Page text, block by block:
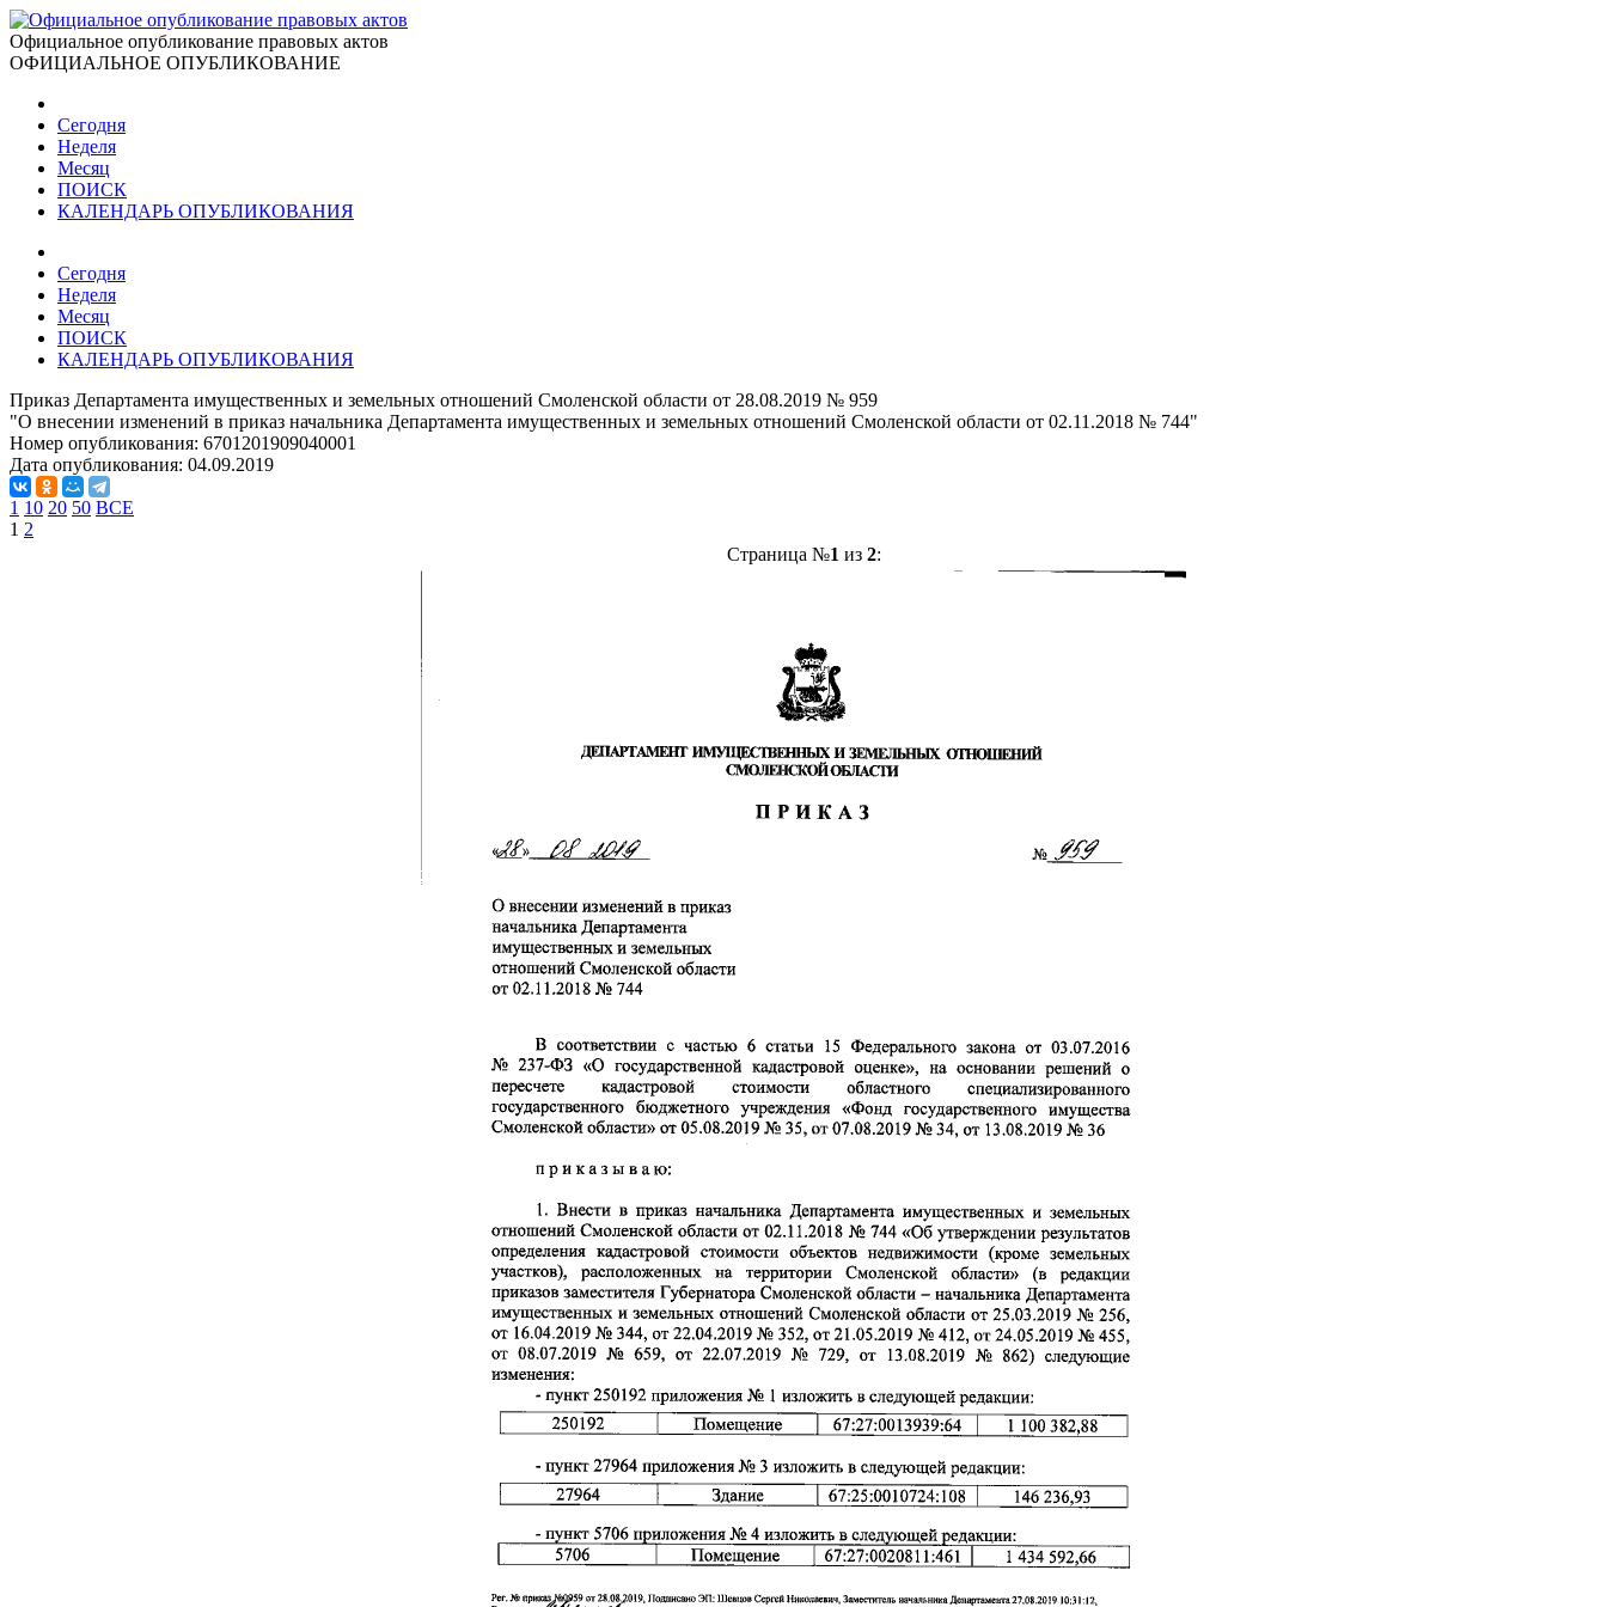
Официальное опубликование правовых актов
ОФИЦИАЛЬНОЕ ОПУБЛИКОВАНИЕ
Сегодня
Неделя
Месяц
ПОИСК
КАЛЕНДАРЬ ОПУБЛИКОВАНИЯ
Сегодня
Неделя
Месяц
ПОИСК
КАЛЕНДАРЬ ОПУБЛИКОВАНИЯ
Приказ Департамента имущественных и земельных отношений Смоленской области от 28.08.2019 № 959
"О внесении изменений в приказ начальника Департамента имущественных и земельных отношений Смоленской области от 02.11.2018 № 744"
Номер опубликования: 6701201909040001
Дата опубликования: 04.09.2019
1 10 20 50 ВСЕ
1 2
Страница №1 из 2: